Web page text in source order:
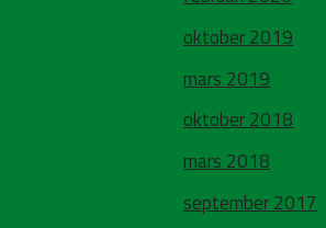
oktober 2019
mars 2019
oktober 2018
mars 2018
september 2017